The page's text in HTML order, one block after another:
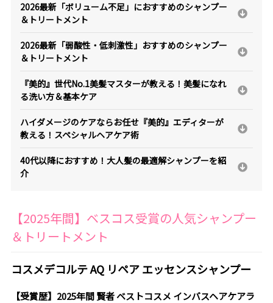
2026最新「ボリューム不足」におすすめのシャンプー
＆トリートメント
2026最新「弱酸性・低刺激性」おすすめのシャンプー
＆トリートメント
『美的』世代No.1美髪マスターが教える！美髪になれ
る洗い方＆基本ケア
ハイダメージのケアならお任せ『美的』エディターが
教える！スペシャルヘアケア術
40代以降におすすめ！大人髪の最適解シャンプーを紹
介
【2025年間】ベスコス受賞の人気シャンプー
＆トリートメント
コスメデコルテ AQ リペア エッセンスシャンプー
【受賞歴】2025年間 賢者 ベストコスメ インバスヘアケアラ